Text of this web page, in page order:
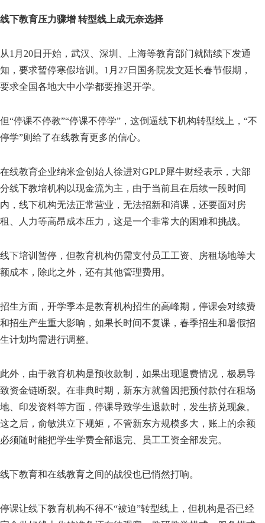
线下教育压力骤增 转型线上成无奈选择
从1月20日开始，武汉、深圳、上海等教育部门就陆续下发通
知，要求暂停寒假培训。1月27日国务院发文延长春节假期，
要求全国各地大中小学都要推迟开学。
但“停课不停教”“停课不停学”，这倒逼线下机构转型线上，“不
停学”则给了在线教育更多的信心。
在线教育企业纳米盒创始人徐进对GPLP犀牛财经表示，大部
分线下教培机构以现金流为主，由于当前且在后续一段时间
内，线下机构无法正常营业，无法招新和消课，还要面对房
租、人力等高昂成本压力，这是一个非常大的困难和挑战。
线下培训暂停，但教育机构仍需支付员工工资、房租场地等大
额成本，除此之外，还有其他管理费用。
招生方面，开学季本是教育机构招生的高峰期，停课会对续费
和招生产生重大影响，如果长时间不复课，春季招生和暑假招
生计划均需进行调整。
此外，由于教育机构是预收款制，如果出现退费情况，极易导
致资金链断裂。在非典时期，新东方就曾因把预付款付在租场
地、印发资料等方面，停课导致学生退款时，发生挤兑现象。
这之后，俞敏洪立下规矩，不管新东方规模多大，账上的余额
必须随时能把学生学费全部退完、员工工资全部发完。
线下教育和在线教育之间的战役也已悄然打响。
停课让线下教育机构不得不“被迫”转型线上，但机构是否已经